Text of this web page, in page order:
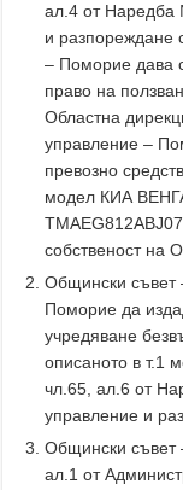
ал.4 от Наредба
и разпореждане
– Поморие дава
право на
Областна
управление –
превозно
модел КИА
собственост на
Общински съвет
Поморие да
учредяване
описаното в т.1
чл.65, ал.6 от
управление и
Общински съвет
ал.1 от